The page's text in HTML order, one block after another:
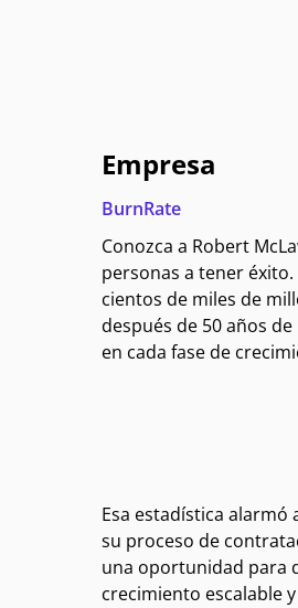
Empresa
BurnRate
Conozca a Robert
personas a tener
cientos de miles de
después de 50 años
en cada fase de
Esa estadística
su proceso de
una oportunidad para
crecimiento escalable